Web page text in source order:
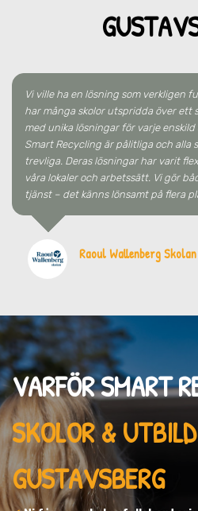
Vi ville ha en lösning som verkligen
har många skolor utspridda över ett
med unika lösningar för varje
Smart Recycling är pålitliga och alla
trevliga. Deras lösningar har varit
våra lokaler och arbetssätt. Vi gör
tjänst – det känns lönsamt på flera
Raoul Wallenberg Skolan
VARFÖR SMART
SKOLOR &
GUSTAVSBERG